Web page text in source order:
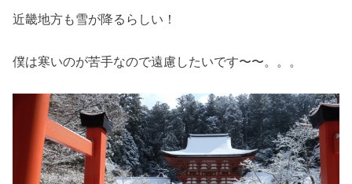
近畿地方も雪が降るらしい！
僕は寒いのが苦手なので遠慮したいです〜〜。。。